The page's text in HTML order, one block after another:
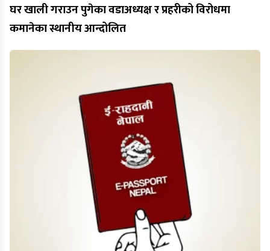
घर खाली गराउन पुगेका वडाअध्यक्ष र प्रहरीको विरोधमा
कमानेका स्थानीय आन्दोलित